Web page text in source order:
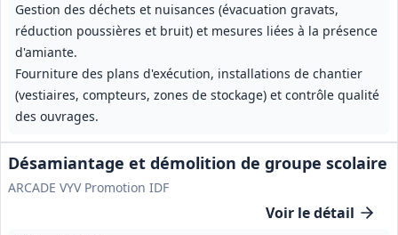
Gestion des déchets et nuisances (évacuation gravats,
réduction poussières et bruit) et mesures liées à la présence
d'amiante.
Fourniture des plans d'exécution, installations de chantier
(vestiaires, compteurs, zones de stockage) et contrôle qualité
des ouvrages.
Désamiantage et démolition de groupe scolaire
ARCADE VYV Promotion IDF
Voir le détail